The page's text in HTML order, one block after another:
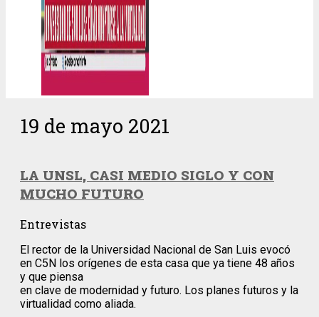
19 de mayo 2021
LA UNSL, CASI MEDIO SIGLO Y CON
MUCHO FUTURO
Entrevistas
El rector de la Universidad Nacional de San Luis evocó
en C5N los orígenes de esta casa que ya tiene 48 años
y que piensa
en clave de modernidad y futuro. Los planes futuros y la
virtualidad como aliada.